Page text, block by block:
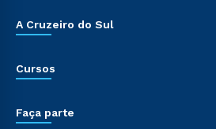
A Cruzeiro do Sul
Cursos
Faça parte